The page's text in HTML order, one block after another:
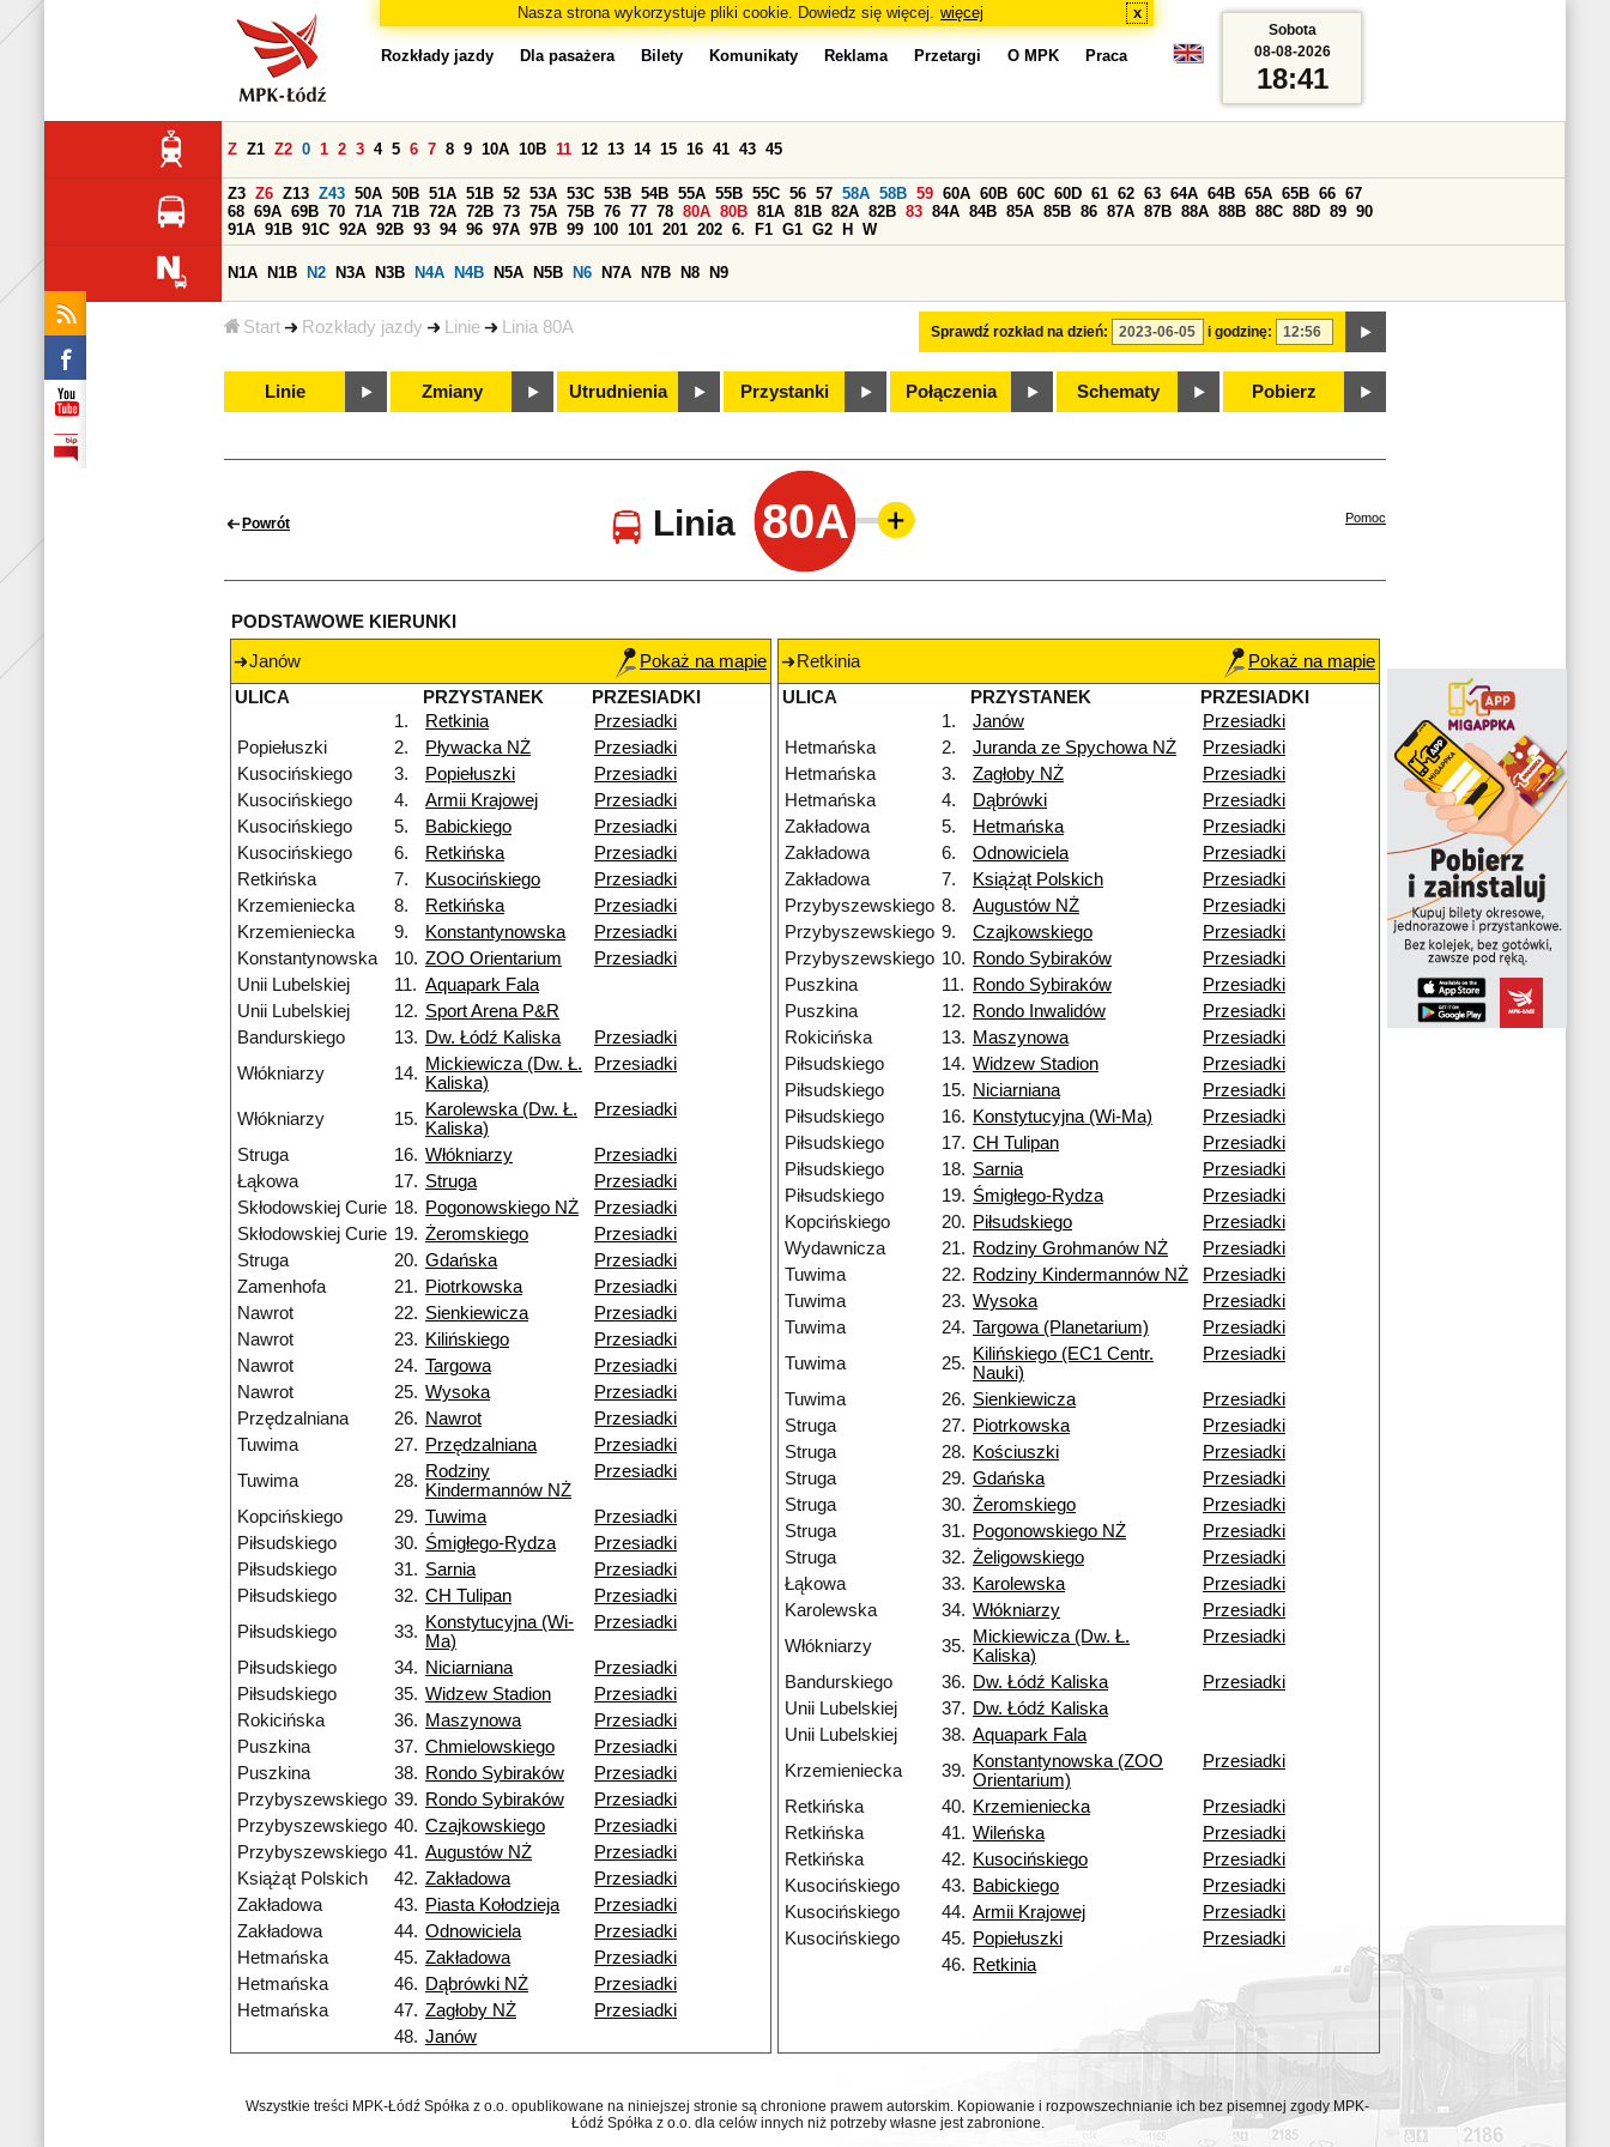
Nasza strona wykorzystuje pliki cookie. Dowiedz się więcej. więcej x
Start Rozkłady jazdy Linie Linia 80A
Rozkłady jazdy Dla pasażera Bilety Komunikaty Reklama Przetargi O MPK Praca
Sprawdź rozkład na dzień: i godzinę:
Z Z1 Z2 0 1 2 3 4 5 6 7 8 9 10A 10B 11 12 13 14 15 16 41 43 45
Z3 Z6 Z13 Z43 50A 50B 51A 51B 52 53A 53C 53B 54B 55A 55B 55C 56 57 58A 58B 59 60A 60B 60C 60D 61 62 63 64A 64B 65A 65B 66 67
68 69A 69B 70 71A 71B 72A 72B 73 75A 75B 76 77 78 80A 80B 81A 81B 82A 82B 83 84A 84B 85A 85B 86 87A 87B 88A 88B 88C 88D 89 90
91A 91B 91C 92A 92B 93 94 96 97A 97B 99 100 101 201 202 6. F1 G1 G2 H W
N1A N1B N2 N3A N3B N4A N4B N5A N5B N6 N7A N7B N8 N9
Linie Zmiany Utrudnienia Przystanki Połączenia Schematy Pobierz
Sobota
08-08-2026
18:41
Powrót Linia 80A Pomoc
PODSTAWOWE KIERUNKI
Janów
Pokaż na mapie
ULICA
PRZYSTANEK
PRZESIADKI
1.
Retkinia
Przesiadki
Popiełuszki
2. Pływacka NŻ
Przesiadki
Kusocińskiego
3. Popiełuszki
Przesiadki
Kusocińskiego
4. Armii Krajowej
Przesiadki
Kusocińskiego
5. Babickiego
Przesiadki
Kusocińskiego
6. Retkińska
Przesiadki
Retkińska
7. Kusocińskiego
Przesiadki
Krzemieniecka
8. Retkińska
Przesiadki
Krzemieniecka
9. Konstantynowska
Przesiadki
Konstantynowska
10. ZOO Orientarium
Przesiadki
Unii Lubelskiej
11. Aquapark Fala
Unii Lubelskiej
12. Sport Arena P&R
Bandurskiego
13. Dw. Łódź Kaliska
Przesiadki
Włókniarzy
14. Mickiewicza (Dw. Ł.
Kaliska)
Przesiadki
Włókniarzy 15. Karolewska (Dw. Ł.
Kaliska)
Przesiadki
Struga 16. Włókniarzy
Przesiadki
Łąkowa
17. Struga
Przesiadki
Skłodowskiej Curie 18. Pogonowskiego NŻ
Przesiadki
Skłodowskiej Curie 19. Żeromskiego
Przesiadki
Struga
20. Gdańska
Przesiadki
Zamenhofa
21. Piotrkowska
Przesiadki
Nawrot
22. Sienkiewicza
Przesiadki
Nawrot
23. Kilińskiego
Przesiadki
Nawrot
24. Targowa
Przesiadki
Nawrot
25. Wysoka
Przesiadki
Przędzalniana
26. Nawrot
Przesiadki
Tuwima
27. Przędzalniana
Przesiadki
Tuwima
28. Rodziny
Kindermannów NŻ
Przesiadki
Kopcińskiego 29. Tuwima
Przesiadki
Piłsudskiego
30. Śmigłego-Rydza
Przesiadki
Piłsudskiego
31. Sarnia
Przesiadki
Piłsudskiego
32. CH Tulipan
Przesiadki
Piłsudskiego
33. Konstytucyjna (Wi-
Ma)
Przesiadki
Piłsudskiego 34. Niciarniana
Przesiadki
Piłsudskiego
35. Widzew Stadion
Przesiadki
Rokicińska
36. Maszynowa
Przesiadki
Puszkina
37. Chmielowskiego
Przesiadki
Puszkina
38. Rondo Sybiraków
Przesiadki
Przybyszewskiego 39. Rondo Sybiraków
Przesiadki
Przybyszewskiego 40. Czajkowskiego
Przesiadki
Przybyszewskiego 41. Augustów NŻ
Przesiadki
Książąt Polskich
42. Zakładowa
Przesiadki
Zakładowa
43. Piasta Kołodzieja
Przesiadki
Zakładowa
44. Odnowiciela
Przesiadki
Hetmańska
45. Zakładowa
Przesiadki
Hetmańska
46. Dąbrówki NŻ
Przesiadki
Hetmańska
47. Zagłoby NŻ
Przesiadki
48. Janów
Retkinia
Pokaż na mapie
ULICA
PRZYSTANEK
PRZESIADKI
1.
Janów
Przesiadki
Hetmańska
2. Juranda ze Spychowa NŻ
Przesiadki
Hetmańska
3. Zagłoby NŻ
Przesiadki
Hetmańska
4. Dąbrówki
Przesiadki
Zakładowa
5. Hetmańska
Przesiadki
Zakładowa
6. Odnowiciela
Przesiadki
Zakładowa
7. Książąt Polskich
Przesiadki
Przybyszewskiego 8. Augustów NŻ
Przesiadki
Przybyszewskiego 9. Czajkowskiego
Przesiadki
Przybyszewskiego 10. Rondo Sybiraków
Przesiadki
Puszkina
11. Rondo Sybiraków
Przesiadki
Puszkina
12. Rondo Inwalidów
Przesiadki
Rokicińska
13. Maszynowa
Przesiadki
Piłsudskiego
14. Widzew Stadion
Przesiadki
Piłsudskiego
15. Niciarniana
Przesiadki
Piłsudskiego
16. Konstytucyjna (Wi-Ma)
Przesiadki
Piłsudskiego
17. CH Tulipan
Przesiadki
Piłsudskiego
18. Sarnia
Przesiadki
Piłsudskiego
19. Śmigłego-Rydza
Przesiadki
Kopcińskiego
20. Piłsudskiego
Przesiadki
Wydawnicza
21. Rodziny Grohmanów NŻ
Przesiadki
Tuwima
22. Rodziny Kindermannów NŻ
Przesiadki
Tuwima
23. Wysoka
Przesiadki
Tuwima
24. Targowa (Planetarium)
Przesiadki
Tuwima
25. Kilińskiego (EC1 Centr.
Nauki)
Przesiadki
Tuwima 26. Sienkiewicza
Przesiadki
Struga
27. Piotrkowska
Przesiadki
Struga
28. Kościuszki
Przesiadki
Struga
29. Gdańska
Przesiadki
Struga
30. Żeromskiego
Przesiadki
Struga
31. Pogonowskiego NŻ
Przesiadki
Struga
32. Żeligowskiego
Przesiadki
Łąkowa
33. Karolewska
Przesiadki
Karolewska
34. Włókniarzy
Przesiadki
Włókniarzy
35. Mickiewicza (Dw. Ł.
Kaliska)
Przesiadki
Bandurskiego 36. Dw. Łódź Kaliska
Przesiadki
Unii Lubelskiej
37. Dw. Łódź Kaliska
Unii Lubelskiej
38. Aquapark Fala
Krzemieniecka
39. Konstantynowska (ZOO
Orientarium)
Przesiadki
Retkińska 40. Krzemieniecka
Przesiadki
Retkińska
41. Wileńska
Przesiadki
Retkińska
42. Kusocińskiego
Przesiadki
Kusocińskiego
43. Babickiego
Przesiadki
Kusocińskiego
44. Armii Krajowej
Przesiadki
Kusocińskiego
45. Popiełuszki
Przesiadki
46. Retkinia
Wszystkie treści MPK-Łódź Spółka z o.o. opublikowane na niniejszej stronie są chronione prawem autorskim. Kopiowanie i rozpowszechnianie ich bez pisemnej zgody MPK-
Łódź Spółka z o.o. dla celów innych niż potrzeby własne jest zabronione.